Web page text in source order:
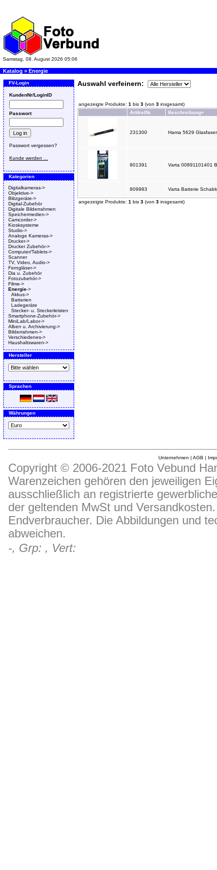
Samstag, 08. August 2026 05:06
Katalog » Energie
FV-Login
KundenNr/LoginID
Passwort
Passwort vergessen?
Kunde werden ...
Kategorien
Digitalkameras->
Objektive->
Blitzgeräte->
Digital-Zubehör
Digitale Bilderrahmen
Speichermedien->
Camcorder->
Kiosksysteme
Studio->
Analoge Kameras->
Drucker->
Drucker Zubehör->
Computer/Tablets->
Scanner
TV, Video, Audio->
Ferngläser->
Dia u. Zubehör
Fotozubehör->
Filme->
Energie->
Akkus->
Batterien
Ladegeräte
Stecker- u. Steckerleisten
Smartphone-Zubehör->
MiniLab/Labor->
Alben u. Archivierung->
Bilderrahmen->
Verschiedenes->
Haushaltswaren->
Hersteller
Sprachen
Währungen
Auswahl verfeinern:
angezeigte Produkte: 1 bis 3 (von 3 insgesamt)
ArtikelNr.
Beschreibung+
231300 Hama 5629
801391 Varta 00891101401
809983 Varta Batterie
angezeigte Produkte: 1 bis 3 (von 3 insgesamt)
Unternehmen | AGB |
Copyright © 2006-2021 Foto Vebund
Warenzeichen gehören den jeweiligen
ausschließlich an registrierte
der geltenden MwSt und
Endverbraucher. Die Abbildungen und
abweichen.
-, Grp: , Vert: